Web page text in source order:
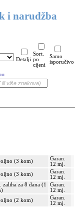
i narudžba
Detalji
Sort.
po
cijeni
Samo
isporučivo
(3 kom)
Garan.
12 mj.
(3 kom)
Garan.
12 mj.
zaliha za 8 dana (1
Garan.
12 mj.
(2 kom)
Garan.
12 mj.